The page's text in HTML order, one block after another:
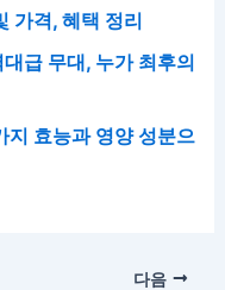
가격, 혜택 정리
급 무대, 누가 최후의
효능과 영양 성분으
다음